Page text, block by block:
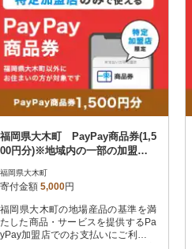
福岡県大木町 PayPay商品券(1,5
00円分)※地域内の一部の加盟店
福岡県大木町
寄付金額 5,000円
福岡県大木町の地場産品の基準を満
たした商品・サービスを提供するPa
yPay加盟店でのお支払いにご利用い